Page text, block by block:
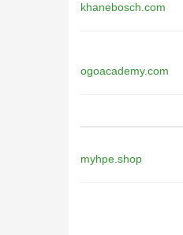
khanebosch.com
ogoacademy.com
myhpe.shop